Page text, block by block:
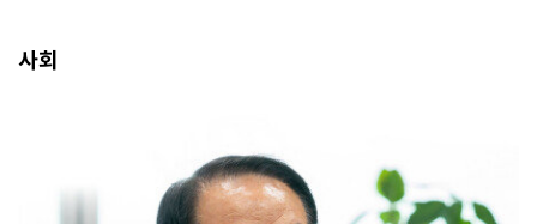
사회